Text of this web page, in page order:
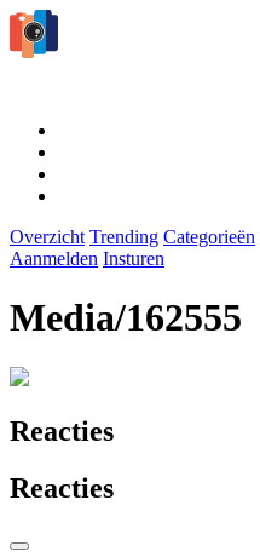
Overzicht Trending Categorieën
Aanmelden Insturen
Media/162555
Reacties
Reacties